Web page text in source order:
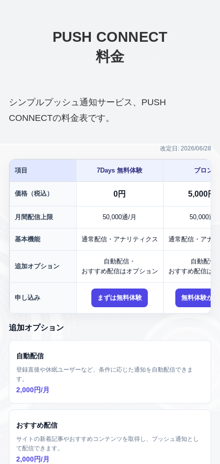
PUSH CONNECT
料金
シンプルプッシュ通知サービス、PUSH
CONNECTの料金表です。
改定日: 2026/06/28
項目 7Days 無料体験 ブロンズ
価格（税込） 0円 5,000円/
月間配信上限 50,000通/月 50,000通/
基本機能 通常配信・アナリティクス 通常配信・アナ
追加オプション
自動配信・
おすすめ配信はオプション
自動配信
おすすめ配信は
申し込み まずは無料体験 無料体験か
追加オプション
自動配信
登録直後や休眠ユーザーなど、条件に応じた通知を自動配信できま
す。
2,000円/月
おすすめ配信
サイトの新着記事やおすすめコンテンツを取得し、プッシュ通知とし
て配信できます。
2,000円/月